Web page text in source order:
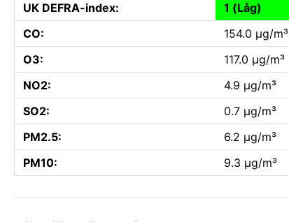
UK DEFRA-index:
1 (Låg)
CO:
154.0 µg/m³
O3:
117.0 µg/m³
NO2:
4.9 µg/m³
SO2:
0.7 µg/m³
PM2.5:
6.2 µg/m³
PM10:
9.3 µg/m³